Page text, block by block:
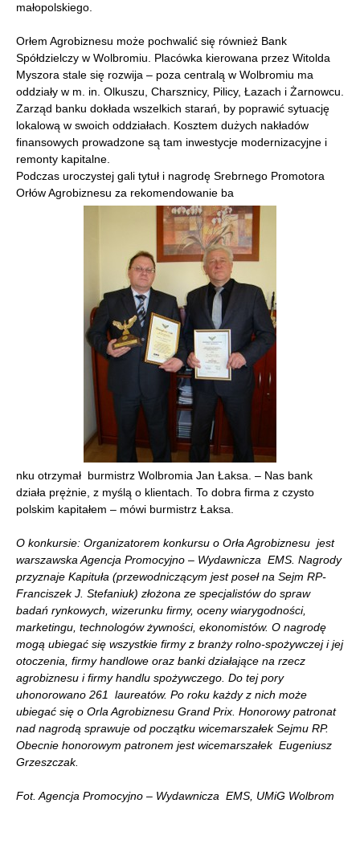
małopolskiego.
Orłem Agrobiznesu może pochwalić się również Bank
Spółdzielczy w Wolbromiu. Placówka kierowana przez Witolda
Myszora stale się rozwija – poza centralą w Wolbromiu ma
oddziały w m. in. Olkuszu, Charsznicy, Pilicy, Łazach i Żarnowcu.
Zarząd banku dokłada wszelkich starań, by poprawić sytuację
lokalową w swoich oddziałach. Kosztem dużych nakładów
finansowych prowadzone są tam inwestycje modernizacyjne i
remonty kapitalne.
Podczas uroczystej gali tytuł i nagrodę Srebrnego Promotora
Orłów Agrobiznesu za rekomendowanie ba
nku otrzymał burmistrz Wolbromia Jan Łaksa. – Nas bank
działa prężnie, z myślą o klientach. To dobra firma z czysto
polskim kapitałem – mówi burmistrz Łaksa.
O konkursie: Organizatorem konkursu o Orła Agrobiznesu jest
warszawska Agencja Promocyjno – Wydawnicza EMS. Nagrody
przyznaje Kapituła (przewodniczącym jest poseł na Sejm RP-
Franciszek J. Stefaniuk) złożona ze specjalistów do spraw
badań rynkowych, wizerunku firmy, oceny wiarygodności,
marketingu, technologów żywności, ekonomistów. O nagrodę
mogą ubiegać się wszystkie firmy z branży rolno-spożywczej i jej
otoczenia, firmy handlowe oraz banki działające na rzecz
agrobiznesu i firmy handlu spożywczego. Do tej pory
uhonorowano 261 laureatów. Po roku każdy z nich może
ubiegać się o Orla Agrobiznesu Grand Prix. Honorowy patronat
nad nagrodą sprawuje od początku wicemarszałek Sejmu RP.
Obecnie honorowym patronem jest wicemarszałek Eugeniusz
Grzeszczak.
Fot. Agencja Promocyjno – Wydawnicza EMS, UMiG Wolbrom